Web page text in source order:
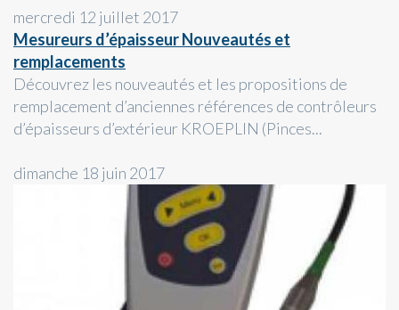
mercredi 12 juillet 2017
Mesureurs d’épaisseur Nouveautés et
remplacements
Découvrez les nouveautés et les propositions de
remplacement d’anciennes références de contrôleurs
d’épaisseurs d’extérieur KROEPLIN (Pinces...
dimanche 18 juin 2017